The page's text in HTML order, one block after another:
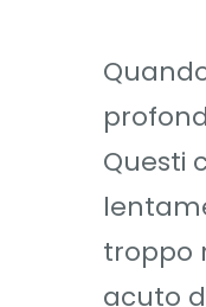
Questi
troppo
acuto